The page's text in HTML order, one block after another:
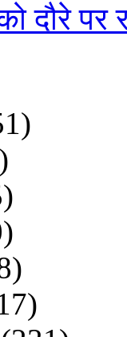
दौरे पर